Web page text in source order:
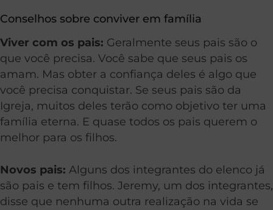
Conselhos sobre conviver em família
Viver com os pais: Geralmente seus pais são o
que você precisa. Você sabe que seus pais os
amam. Mas obter a confiança deles é algo que
você precisa conquistar. Se seus pais são da
Igreja, muitos deles terão como objetivo ter uma
família eterna. E quase todos os pais querem o
melhor para os filhos.
Novos pais: Alguns dos integrantes do elenco já
são pais e tem filhos. Jeremy, um dos integrantes,
disse que nenhuma outra realização na vida se